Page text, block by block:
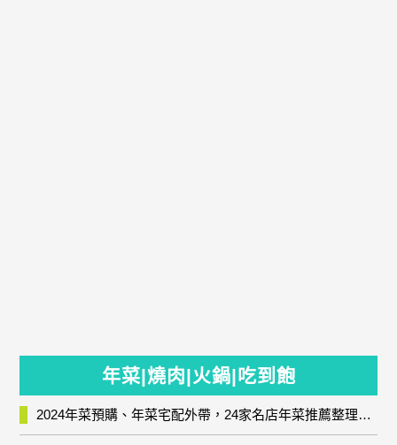
年菜|燒肉|火鍋|吃到飽
2024年菜預購、年菜宅配外帶，24家名店年菜推薦整理，圍爐輕鬆上菜團圓趣